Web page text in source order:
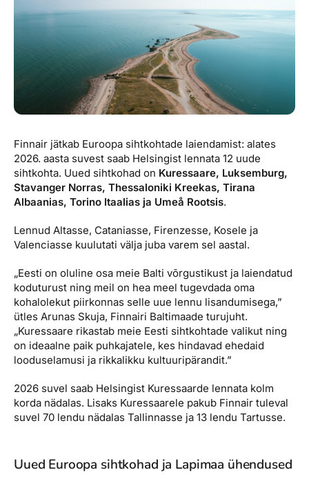
Reisitarvete e-pood
Airalo eSIM
Reisija meelespea
Kuldkaart
Platinum Club
Püsisoodustused
Boonuspunktid
Meist
Ettevõttest, kontaktid, reisikonsultandi teenus, tule
tööle, uudised...
Ettevõttest
Kontaktid
Tule tööle
Uudised
Finnair jätkab Euroopa sihtkohtade laiendamist: alates
2026. aasta suvest saab Helsingist lennata 12 uude
sihtkohta. Uued sihtkohad on Kuressaare, Luksemburg,
Stavanger Norras, Thessaloniki Kreekas, Tirana
Albaanias, Torino Itaalias ja Umeå Rootsis.
Lennud Altasse, Cataniasse, Firenzesse, Kosele ja
Valenciasse kuulutati välja juba varem sel aastal.
„Eesti on oluline osa meie Balti võrgustikust ja laiendatud
koduturust ning meil on hea meel tugevdada oma
kohalolekut piirkonnas selle uue lennu lisandumisega,”
ütles Arunas Skuja, Finnairi Baltimaade turujuht.
„Kuressaare rikastab meie Eesti sihtkohtade valikut ning
on ideaalne paik puhkajatele, kes hindavad ehedaid
looduselamusi ja rikkalikku kultuuripärandit.”
2026 suvel saab Helsingist Kuressaarde lennata kolm
korda nädalas. Lisaks Kuressaarele pakub Finnair tuleval
suvel 70 lendu nädalas Tallinnasse ja 13 lendu Tartusse.
Uued Euroopa sihtkohad ja Lapimaa ühendused